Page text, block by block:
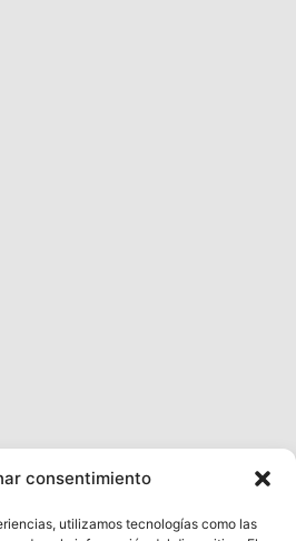
consentimiento
utilizamos tecnologías como las